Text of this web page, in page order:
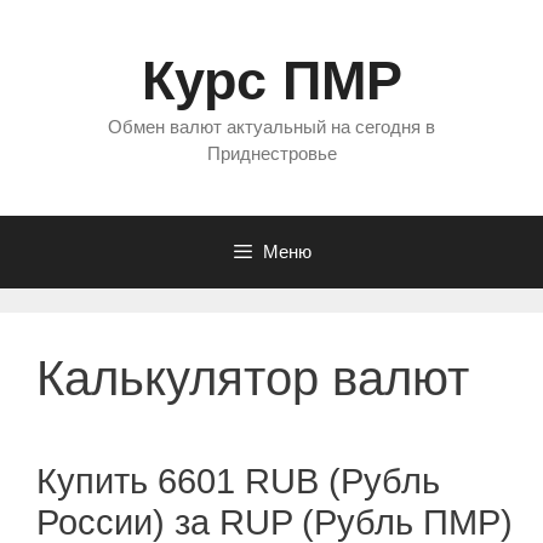
Курс ПМР
Обмен валют актуальный на сегодня в
Приднестровье
Меню
Калькулятор валют
Купить 6601 RUB (Рубль
России) за RUP (Рубль ПМР)